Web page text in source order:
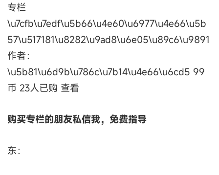
专栏
\u7cfb\u7edf\u5b66\u4e60\u6977\u4e66\u5b
57\u517181\u8282\u9ad8\u6e05\u89c6\u9891
作者：
\u5b81\u6d9b\u786c\u7b14\u4e66\u6cd5 99
币 23人已购 查看
购买专栏的朋友私信我，免费指导
东：